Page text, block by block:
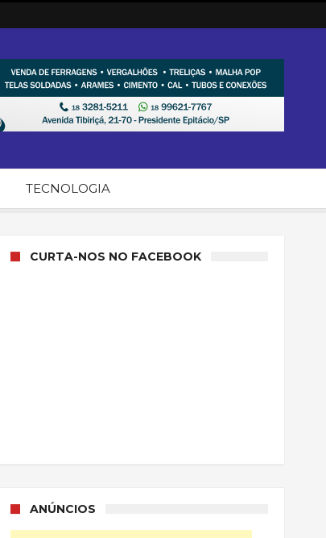
TECNOLOGIA
CURTA-NOS NO FACEBOOK
ANÚNCIOS